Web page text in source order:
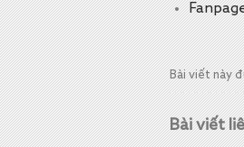
Bài viết này
Bài viết